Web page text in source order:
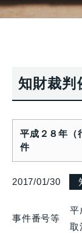
知財裁判
平成２８年
件
2017/01/30
事件番号等
平
取